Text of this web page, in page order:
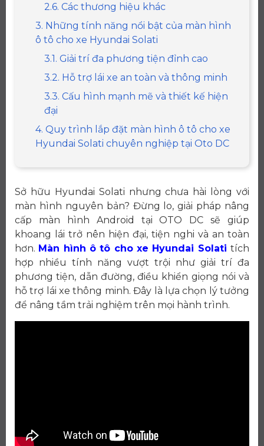
2.6. Các thương hiệu khác
3. Những tính năng nổi bật của màn hình
ô tô cho xe Hyundai Solati
3.1. Giải trí đa phương tiện đỉnh cao
3.2. Hỗ trợ lái xe an toàn và thông minh
3.3. Cấu hình mạnh mẽ và thiết kế hiện
đại
4. Quy trình lắp đặt màn hình ô tô cho xe
Hyundai Solati chuyên nghiệp tại Oto DC
Sở hữu Hyundai Solati nhưng chưa hài lòng với
màn hình nguyên bản? Đừng lo, giải pháp nâng
cấp màn hình Android tại OTO DC sẽ giúp
khoang lái trở nên hiện đại, tiện nghi và an toàn
hơn. Màn hình ô tô cho xe Hyundai Solati tích
hợp nhiều tính năng vượt trội như giải trí đa
phương tiện, dẫn đường, điều khiển giọng nói và
hỗ trợ lái xe thông minh. Đây là lựa chọn lý tưởng
để nâng tầm trải nghiệm trên mọi hành trình.